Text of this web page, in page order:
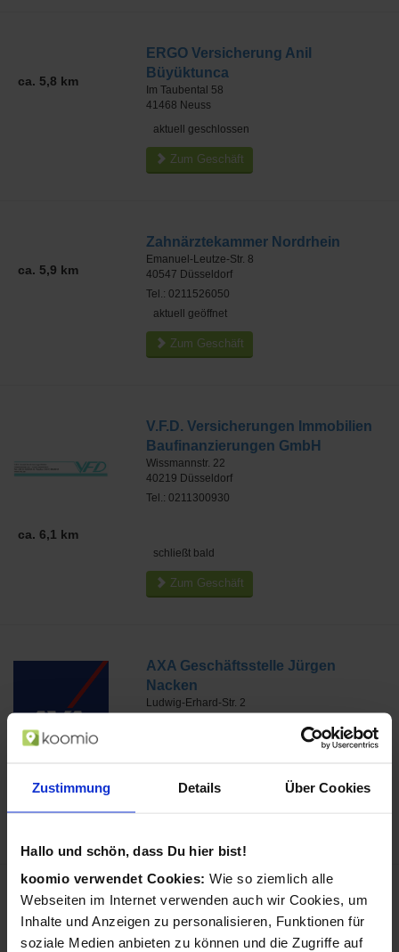
Zustimmung Details Über Cookies
Hallo und schön, dass Du hier bist!
koomio verwendet Cookies: Wie so ziemlich alle
Webseiten im Internet verwenden auch wir Cookies, um
Inhalte und Anzeigen zu personalisieren, Funktionen für
soziale Medien anbieten zu können und die Zugriffe auf
ca. 5,8 km
ERGO Versicherung Anil
Büyüktunca
Im Taubental 58
41468 Neuss
aktuell geschlossen
Zum Geschäft
ca. 5,9 km
Zahnärztekammer Nordrhein
Emanuel-Leutze-Str. 8
40547 Düsseldorf
Tel.: 0211526050
aktuell geöffnet
Zum Geschäft
ca. 6,1 km
V.F.D. Versicherungen Immobilien
Baufinanzierungen GmbH
Wissmannstr. 22
40219 Düsseldorf
Tel.: 0211300930
schließt bald
Zum Geschäft
AXA Geschäftsstelle Jürgen
Nacken
Ludwig-Erhard-Str. 2
aktuell geöffnet
ASSIMO Versicherungs-
Vermittlungs GmbH
Broicherdorfstr. 63